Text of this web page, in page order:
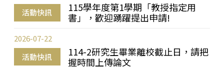
活動快訊
115學年度第1學期「教授指定用
書」，歡迎踴躍提出申請!
活動快訊
114-2研究生畢業離校截止日，請把
握時間上傳論文
2026-07-22